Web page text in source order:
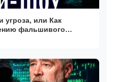
угроза, или Как
фальшивого